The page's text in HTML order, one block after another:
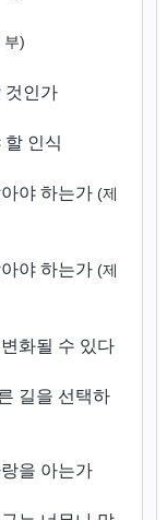
부)
것인가
할 인식
야 하는가 (제
야 하는가 (제
화될 수 있다
길을 선택하
을 아는가